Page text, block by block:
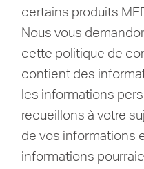
acheter
France
certains produits
Nous vous
cette politique de
contient des
les informations
recueillons à votre
de vos informations
informations